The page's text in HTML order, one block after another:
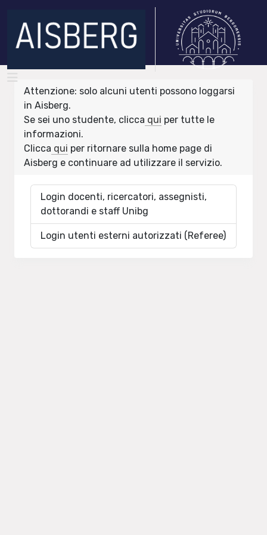
Attenzione: solo alcuni utenti possono loggarsi
in Aisberg.
Se sei uno studente, clicca qui per tutte le
informazioni.
Clicca qui per ritornare sulla home page di
Aisberg e continuare ad utilizzare il servizio.
Login docenti, ricercatori, assegnisti,
dottorandi e staff Unibg
Login utenti esterni autorizzati (Referee)